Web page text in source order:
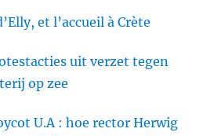
et l’accueil à Crète
uit verzet tegen
op zee
U.A : hoe rector Herwig